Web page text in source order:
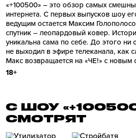
«+100500» – это обзор самых
интернета. С первых выпусков шоу
ведущим остается Максим
спутник – леопардовый ковер.
уникальна сама по себе. До этого ни
не выходил в эфире телеканала, как
Макс возвращается на «ЧЕ!» с новым
18+
С ШОУ
СМОТРЯТ